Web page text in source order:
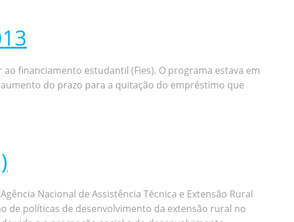
financiamento estudantil (Fies). O programa estava em
do prazo para a quitação do empréstimo que
Nacional de Assistência Técnica e Extensão Rural
de políticas de desenvolvimento da extensão rural no